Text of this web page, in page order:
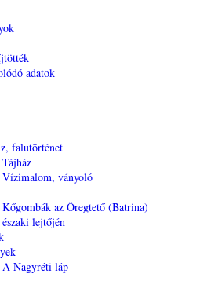
adatok
falutörténet
Tájház
Vízimalom, ványoló
Kőgombák az Öregtető (Batrina)
északi lejtőjén
A Nagyréti láp